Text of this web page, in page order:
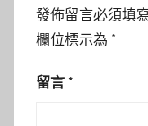
發佈留言必須填
欄位標示為 *
留言 *